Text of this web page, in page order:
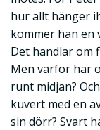
hur allt hänger
kommer han en
Det handlar om
Men varför har
runt midjan?
kuvert med en
sin dörr? Svart